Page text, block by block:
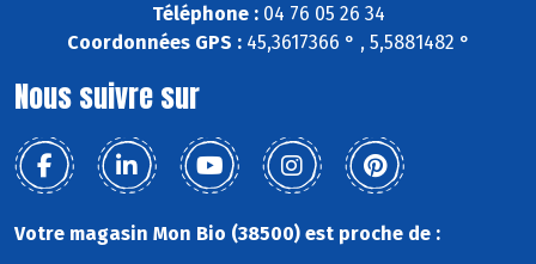
Téléphone :04 76 05 26 34
Coordonnées GPS :45,3617366 ° , 5,5881482 °
Nous suivre sur
Votre magasin Mon Bio (38500) est proche de :